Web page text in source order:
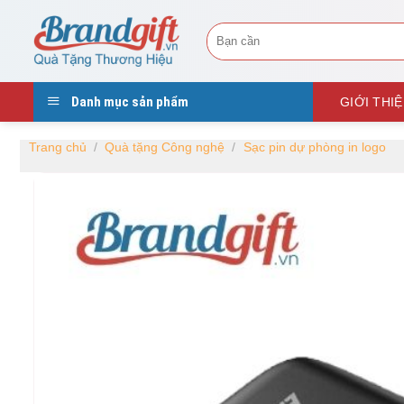
content
Tìm
kiếm:
Danh mục sản phẩm GIỚI
Trang chủ / Quà tặng Công nghệ / Sạc pin dự phòng in logo